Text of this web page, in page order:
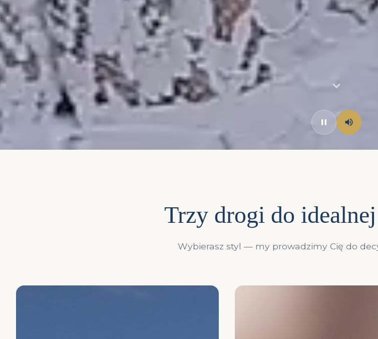
Trzy drogi do
Wybierasz styl — my prowadzimy Cię do